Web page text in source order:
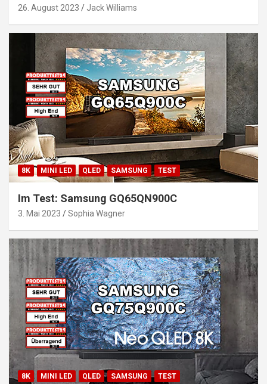
26. August 2023 Jack Williams
8K MINI LED QLED SAMSUNG TEST
Im Test: Samsung GQ65QN900C
3. Mai 2023 Sophia Wagner
8K MINI LED QLED SAMSUNG TEST